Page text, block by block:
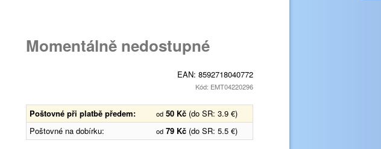
Momentálně nedostupné
EAN: 8592718040772
Kód: EMT04220296
Poštovné při platbě předem: od 50 Kč (do SR: 3.9 €)
Poštovné na dobírku:
od 79 Kč (do SR: 5.5 €)